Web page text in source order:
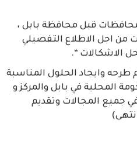
محافظات قبل محافظة بابل ،
من اجل الاطلاع التفصيلي
الاشكالات “.
طرحه وايجاد الحلول المناسبة
المحلية في بابل والمركز و
جميع المجالات وتقديم